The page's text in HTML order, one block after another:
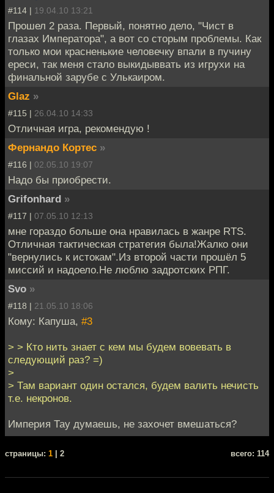
#114 | 19.04.10 13:21
Прошел 2 раза. Первый, понятно дело, "Чист в
глазах Императора", а вот со сторым проблемы. Как
только мои красненькие человечку впали в пучину
ереси, так меня стало выкидыввать из игрухи на
финальной зарубе с Улькаиром.
Glaz »
#115 | 26.04.10 14:33
Отличная игра, рекомендую !
Фернандо Кортес »
#116 | 02.05.10 19:07
Надо бы приобрести.
Grifonhard »
#117 | 07.05.10 12:13
мне гораздо больше она нравилась в жанре RTS.
Отличная тактическая стратегия была!Жалко они
"вернулись к истокам".Из второй части прошёл 5
миссий и надоело.Не люблю задротских РПГ.
Svo »
#118 | 21.05.10 18:06
Кому: Капуша, #3
> > Кто нить знает с кем мы будем вовевать в
следующий раз? =)
>
> Там вариант один остался, будем валить нечисть
т.е. некронов.
Империя Тау думаешь, не захочет вмешаться?
cтраницы: 1 | 2 всего: 114